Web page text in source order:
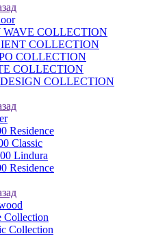
WAVE COLLECTION
COLLECTION
COLLECTION
COLLECTION
COLLECTION
Residence
Classic
Lindura
Residence
Collection
Collection